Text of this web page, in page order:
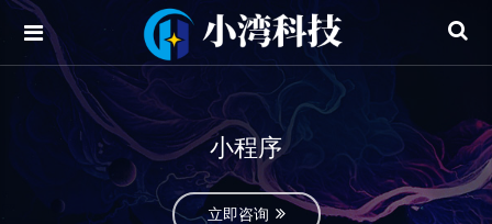
小程序
立即咨询